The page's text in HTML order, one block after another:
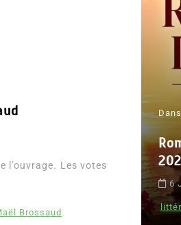
l’ouvrage. Les votes
Brossaud
0 4 779 words
Dans
6